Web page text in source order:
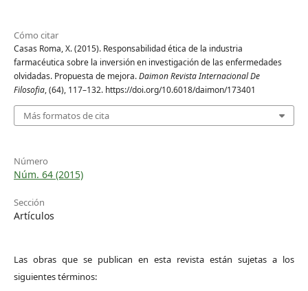
Cómo citar
Casas Roma, X. (2015). Responsabilidad ética de la industria
farmacéutica sobre la inversión en investigación de las enfermedades
olvidadas. Propuesta de mejora.Daimon Revista Internacional De
Filosofia, (64), 117–132. https://doi.org/10.6018/daimon/173401
Más formatos de cita
Número
Núm. 64 (2015)
Sección
Artículos
Las obras que se publican en esta revista están sujetas a los
siguientes términos: